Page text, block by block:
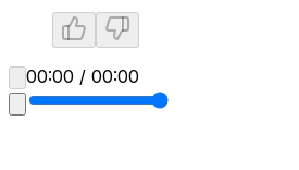
00:00 / 00:00